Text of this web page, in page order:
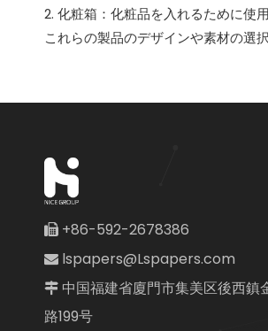
2. 化粧箱：化粧品を入れるために使
これらの製品のデザインや素材の選
 +86-592-2678386
 lspapers@Lspapers.com
 中国福建省廈門市集美区後西鎮
路199号